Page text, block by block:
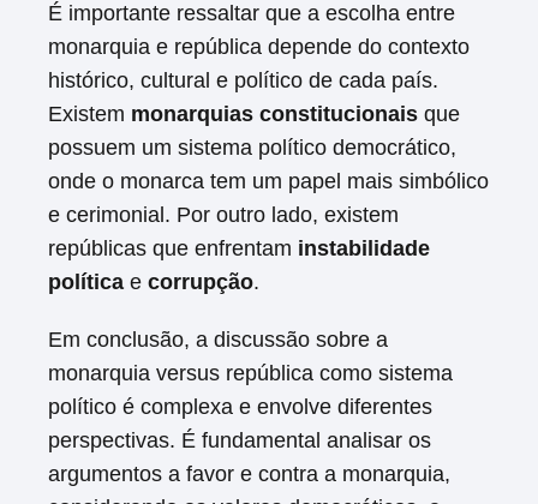
É importante ressaltar que a escolha entre
monarquia e república depende do contexto
histórico, cultural e político de cada país.
Existem monarquias constitucionais que
possuem um sistema político democrático,
onde o monarca tem um papel mais simbólico
e cerimonial. Por outro lado, existem
repúblicas que enfrentam instabilidade
política e corrupção.
Em conclusão, a discussão sobre a
monarquia versus república como sistema
político é complexa e envolve diferentes
perspectivas. É fundamental analisar os
argumentos a favor e contra a monarquia,